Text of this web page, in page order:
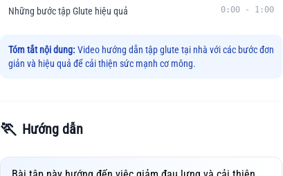
Những bước tập Glute hiệu quả 0:00 - 1:00
Tóm tắt nội dung: Video hướng dẫn tập glute tại nhà với các bước đơn
giản và hiệu quả để cải thiện sức mạnh cơ mông.
🏃 Hướng dẫn